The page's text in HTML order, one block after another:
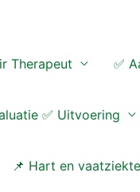
Therapeut ✅
✅ Uitvoering
📌 Hart en